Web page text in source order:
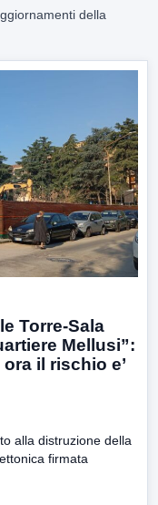
della
Torre-Sala
Mellusi”:
il rischio e’
alla distruzione della
firmata